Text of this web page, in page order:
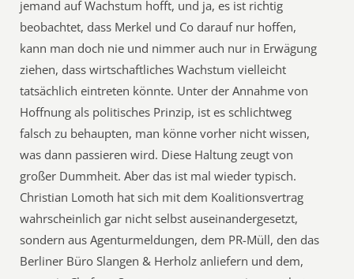
jemand auf Wachstum hofft, und ja, es ist richtig
beobachtet, dass Merkel und Co darauf nur hoffen,
kann man doch nie und nimmer auch nur in Erwägung
ziehen, dass wirtschaftliches Wachstum vielleicht
tatsächlich eintreten könnte. Unter der Annahme von
Hoffnung als politisches Prinzip, ist es schlichtweg
falsch zu behaupten, man könne vorher nicht wissen,
was dann passieren wird. Diese Haltung zeugt von
großer Dummheit. Aber das ist mal wieder typisch.
Christian Lomoth hat sich mit dem Koalitionsvertrag
wahrscheinlich gar nicht selbst auseinandergesetzt,
sondern aus Agenturmeldungen, dem PR-Müll, den das
Berliner Büro Slangen & Herholz anliefern und dem,